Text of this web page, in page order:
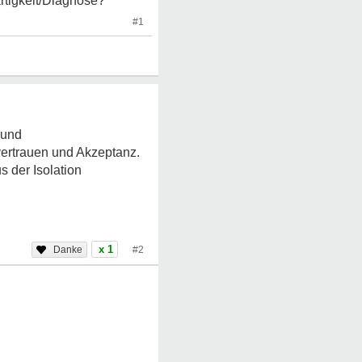
#1
und Akzeptanz.
der Isolation
x 1 #2